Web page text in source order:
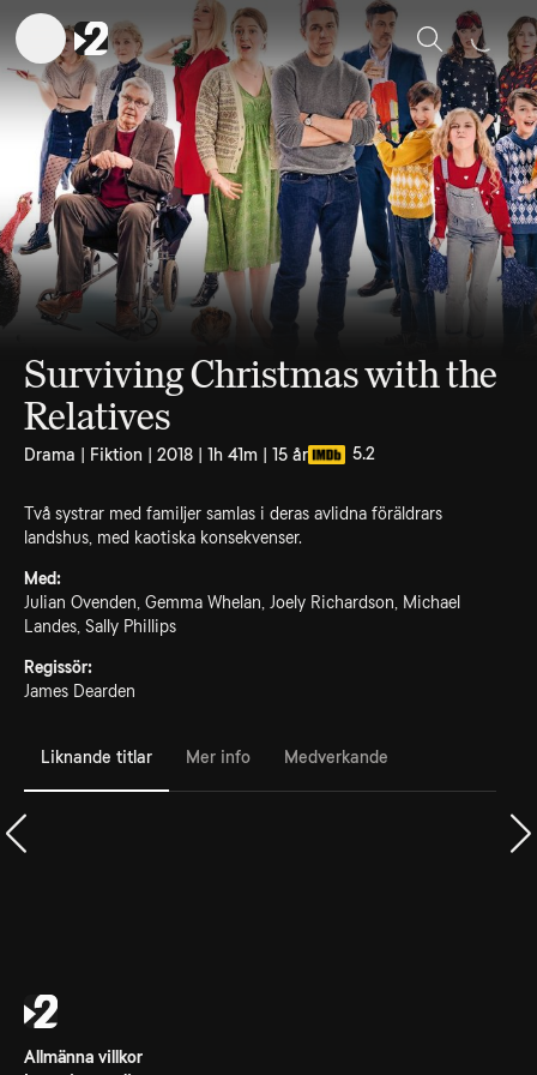
Sök
Surviving Christmas with the
Relatives
Drama | Fiktion | 2018 | 1h 41m | 15 år 5.2
Två systrar med familjer samlas i deras avlidna föräldrars
landshus, med kaotiska konsekvenser.
Med:
Julian Ovenden, Gemma Whelan, Joely Richardson, Michael
Landes, Sally Phillips
Regissör:
James Dearden
Liknande titlar Mer info Medverkande
Allmänna villkor